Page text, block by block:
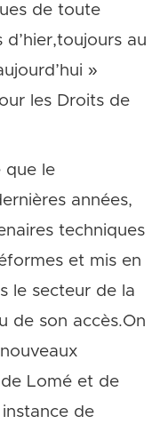
de toute
d’hier,toujours au
»
les Droits de
que le
années,
techniques
et mis en
le secteur de la
de son accès.On
Lomé et de
de